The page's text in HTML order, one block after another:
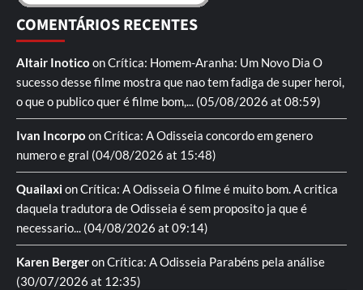
COMENTÁRIOS RECENTES
Altair Inotico onCrítica: Homem-Aranha: Um Novo Dia O
sucesso desse filme mostra que nao tem fadiga de super heroi,
o que o publico quer é filme bom,... (05/08/2026 at 08:59)
Ivan Incorpo onCrítica: A Odisseia concordo em genero
numero e gral (04/08/2026 at 15:48)
QuailaxionCrítica: A Odisseia O filme é muito bom. A critica
daquela tradutora de Odisseia é sem proposito ja que é
necessario... (04/08/2026 at 09:14)
Karen BergeronCrítica: A Odisseia Parabéns pela análise
(30/07/2026 at 12:35)